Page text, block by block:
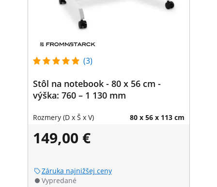
(3)
Stôl na notebook - 80 x 56 cm -
výška: 760 – 1 130 mm
Rozmery (D x Š x V) 80 x 56 x 113 cm
149,00 €
Záruka najnižšej ceny
Vypredané